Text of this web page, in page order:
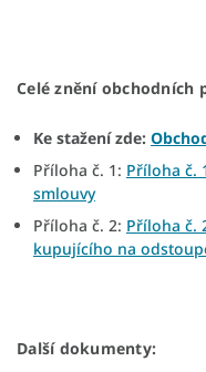
Celé znění obchodních
Ke stažení zde:
Příloha č. 1: Příloha č.
smlouvy
Příloha č. 2: Příloha č.
kupujícího na
Další dokumenty: